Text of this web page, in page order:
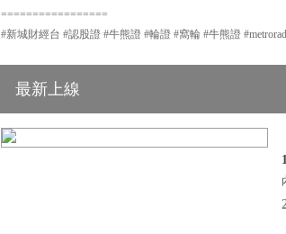
=================
#新城財經台 #認股證 #牛熊證 #輪證 #窩輪 #牛熊證
最新上線